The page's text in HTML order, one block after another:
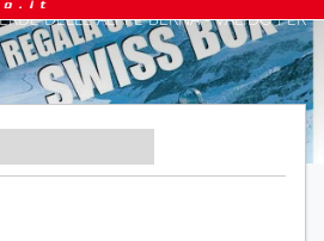
DELLE ALPI E BERNA - VALIDO PER